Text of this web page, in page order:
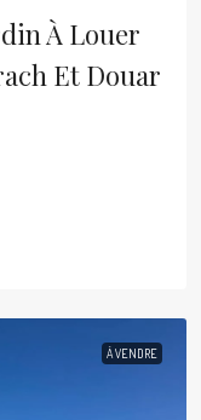
À Louer
Et Douar
À VENDRE